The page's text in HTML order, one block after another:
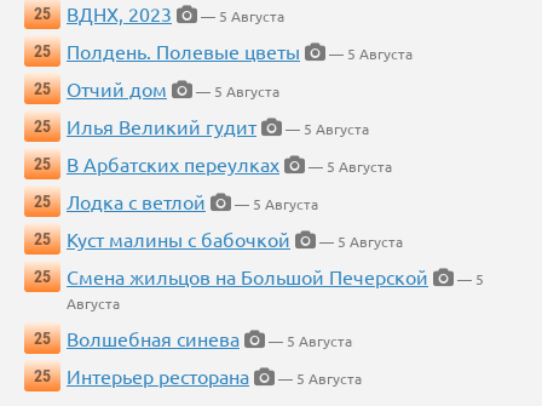
25 ВДНХ, 2023
— 5 Августа
25
Полдень. Полевые цветы
— 5 Августа
25
Отчий дом
— 5 Августа
25
Илья Великий гудит
— 5 Августа
25
В Арбатских переулках
— 5 Августа
25
Лодка с ветлой
— 5 Августа
25
Куст малины с бабочкой
— 5 Августа
25
Смена жильцов на Большой Печерской
— 5
Августа
25
Волшебная синева
— 5 Августа
25
Интерьер ресторана — 5 Августа